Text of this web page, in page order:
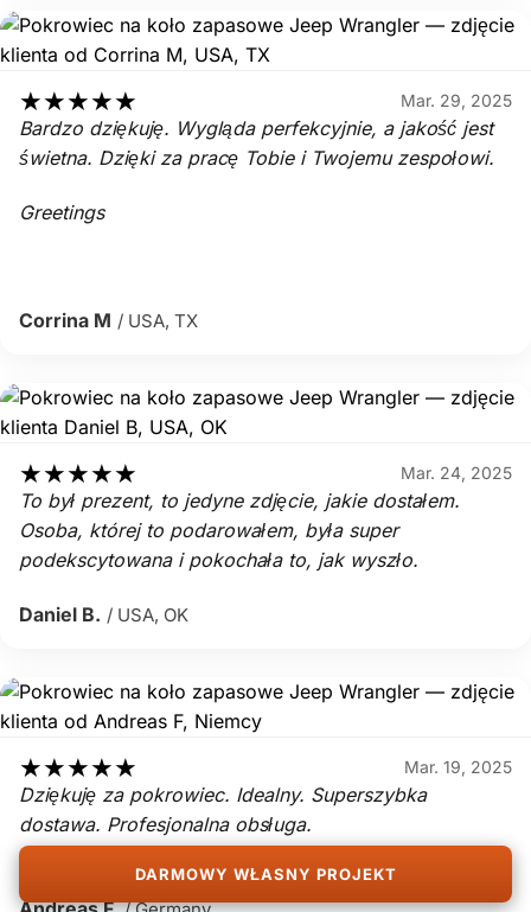
★★★★★ Mar. 29, 2025
Bardzo dziękuję. Wygląda perfekcyjnie, a jakość jest
świetna. Dzięki za pracę Tobie i Twojemu zespołowi.
Greetings
Corrina M / USA, TX
★★★★★ Mar. 24, 2025
To był prezent, to jedyne zdjęcie, jakie dostałem.
Osoba, której to podarowałem, była super
podekscytowana i pokochała to, jak wyszło.
Daniel B. / USA, OK
★★★★★ Mar. 19, 2025
Dziękuję za pokrowiec. Idealny. Superszybka
dostawa. Profesjonalna obsługa.
10 punktów na 10 z gwiazdką.
DARMOWY WŁASNY PROJEKT